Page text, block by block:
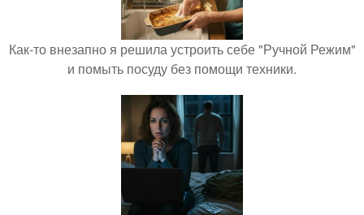
Как-то внезапно я решила устроить себе "Ручной Режим"
и помыть посуду без помощи техники.